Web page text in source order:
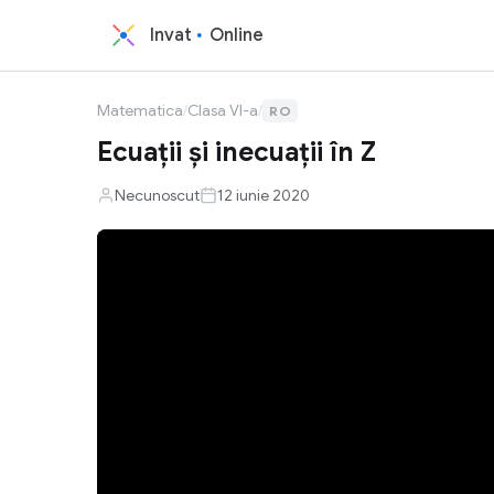
Invat Online
Matematica/Clasa VI-a/ RO
Ecuații și inecuații în Z
Necunoscut 12 iunie 2020